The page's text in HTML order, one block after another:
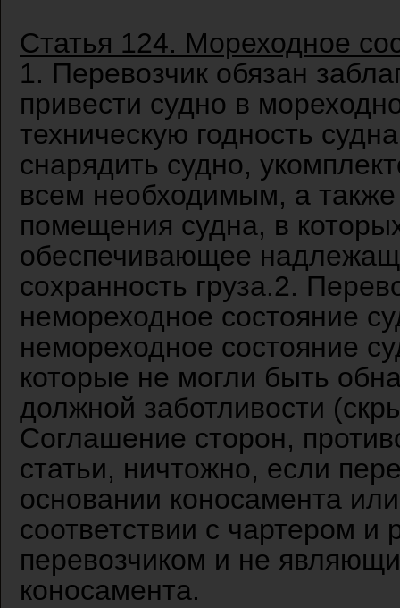
Статья 124. Мореходное
1. Перевозчик обязан
привести судно в
техническую годность
снарядить судно,
всем необходимым, а
помещения судна, в
обеспечивающее
сохранность груза.2.
немореходное состояние
немореходное состояние
которые не могли быть
должной заботливости
Соглашение сторон,
статьи, ничтожно, если
основании коносамента
соответствии с чартером
перевозчиком и не
коносамента.